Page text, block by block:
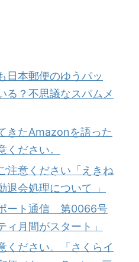
日本郵便のゆうパッ
る？不思議なスパムメ
きたAmazonを語った
ください。
注意ください「えきね
退会処理について 」
ート通信 第0066号
ィ月間がスタート」
ください。「さくらイ